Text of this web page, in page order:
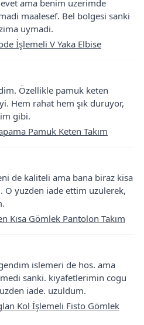
ama benim uzerimde
maalesef. Bel bolgesi sanki
uymadi.
İşlemeli V Yaka Elbise
Özellikle pamuk keten
Hem rahat hem şık duruyor,
gibi.
Pamuk Keten Takım
de kaliteli ama bana biraz kisa
O yuzden iade ettim uzulerek,
Kısa Gömlek Pantolon Takım
islemeri de hos. ama
sanki. kiyafetlerimin cogu
iade. uzuldum.
Kol İşlemeli Fisto Gömlek